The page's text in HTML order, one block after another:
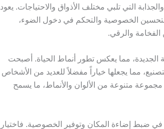
التي تلبي مختلف الأذواق والاحتياجات. يعود
لتحسين الخصوصية والتحكم في دخول الضوء،
والرقي.
الجديدة، مما يعكس تطور أنماط الحياة. أصبحت
مما يجعلها خياراً مفضلاً للعديد من الأشخاص
مجموعة متنوعة من الألوان والأنماط، ما يسمح
في ضبط إضاءة المكان وتوفير الخصوصية. فاختيار